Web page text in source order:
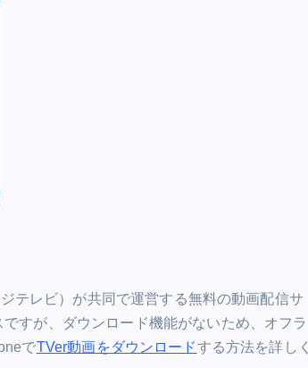
テレビ）が共同で運営する無料の動画配信サ
すが、ダウンロード機能がないため、オフラ
でTVer動画をダウンロードする方法を詳しく